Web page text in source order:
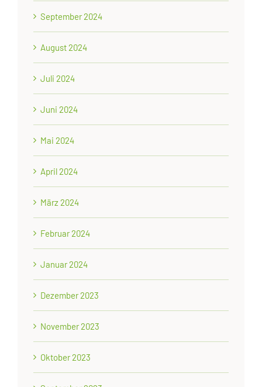
September 2024
August 2024
Juli 2024
Juni 2024
Mai 2024
April 2024
März 2024
Februar 2024
Januar 2024
Dezember 2023
November 2023
Oktober 2023